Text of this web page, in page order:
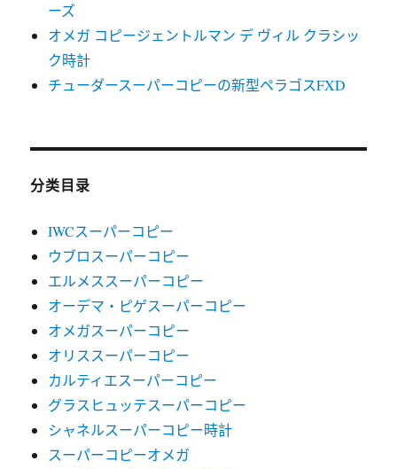
ーズ
オメガ コピージェントルマン デ ヴィル クラシッ
ク時計
チューダースーパーコピーの新型ペラゴスFXD
分类目录
IWCスーパーコピー
ウブロスーパーコピー
エルメススーパーコピー
オーデマ・ピゲスーパーコピー
オメガスーパーコピー
オリススーパーコピー
カルティエスーパーコピー
グラスヒュッテスーパーコピー
シャネルスーパーコピー時計
スーパーコピーオメガ